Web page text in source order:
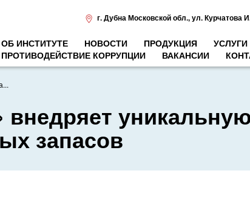
г. Дубна Московской обл.,ул. Курчатова
ОБ ИНСТИТУТЕ НОВОСТИ ПРОДУКЦИЯ УСЛУГИ
ПРОТИВОДЕЙСТВИЕ КОРРУПЦИИ
ВАКАНСИИ
запасов